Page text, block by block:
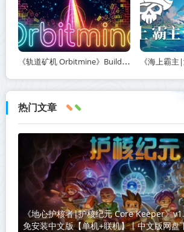
《轨道矿机 Orbitmine》Build.24135737-免安装中文版丨中文版网盘下载
热门文章
《地心护核者|护核纪元 Core Keeper》
免安装中文版【单机+联机】丨中文版网盘